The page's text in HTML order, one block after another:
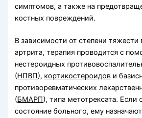
симптомов, а также на
костных повреждений.
В зависимости от степени тяжести
артрита, терапия проводится с
нестероидных
(НПВП), кортикостероидов и
противоревматических
(БМАРП), типа метотрексата. Если
состояние больного, ему